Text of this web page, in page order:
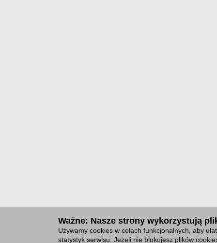
Ważne: Nasze strony wykorzystują
Używamy cookies w celach funkcjonalnych, aby
statystyk serwisu. Jeżeli nie blokujesz plików